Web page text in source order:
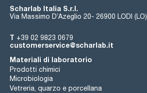
Scharlab Italia S.r.l.
Via Massimo D’Azeglio 20- 26900 LODI (LO)
T +39 02 9823 0679
customerservice@scharlab.it
Materiali di laboratorio
Prodotti chimici
Microbiologia
Vetreria, quarzo e porcellana